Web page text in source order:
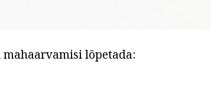
lõpetada: